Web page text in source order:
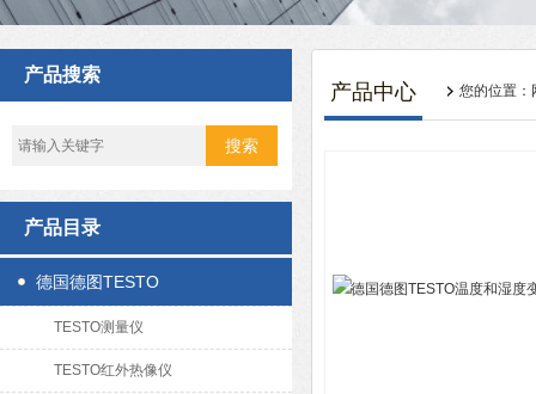
产品搜索
产品目录
德国德图TESTO
TESTO测量仪
TESTO红外热像仪
产品中心 您的位置：